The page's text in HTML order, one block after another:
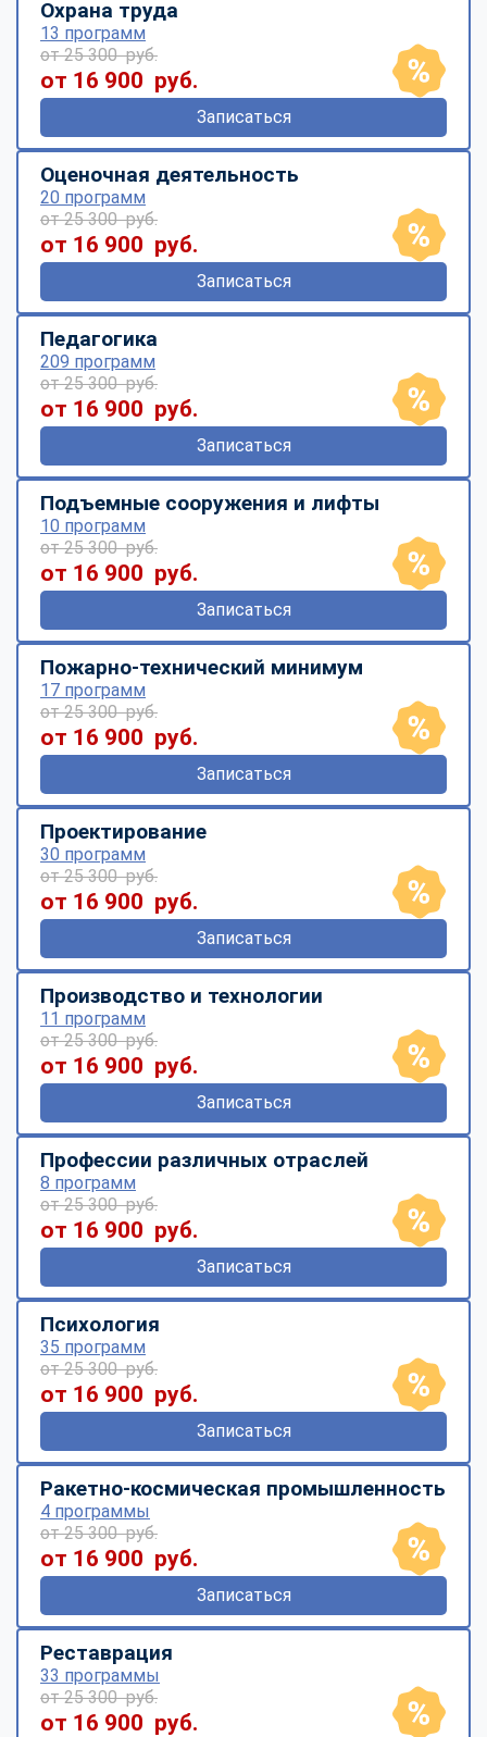
Охрана труда
13 программ
от 25 300 руб.
от 16 900 руб.
Записаться
Оценочная деятельность
20 программ
от 25 300 руб.
от 16 900 руб.
Записаться
Педагогика
209 программ
от 25 300 руб.
от 16 900 руб.
Записаться
Подъемные сооружения и лифты
10 программ
от 25 300 руб.
от 16 900 руб.
Записаться
Пожарно-технический минимум
17 программ
от 25 300 руб.
от 16 900 руб.
Записаться
Проектирование
30 программ
от 25 300 руб.
от 16 900 руб.
Записаться
Производство и технологии
11 программ
от 25 300 руб.
от 16 900 руб.
Записаться
Профессии различных отраслей
8 программ
от 25 300 руб.
от 16 900 руб.
Записаться
Психология
35 программ
от 25 300 руб.
от 16 900 руб.
Записаться
Ракетно-космическая промышленность
4 программы
от 25 300 руб.
от 16 900 руб.
Записаться
Реставрация
33 программы
от 25 300 руб.
от 16 900 руб.